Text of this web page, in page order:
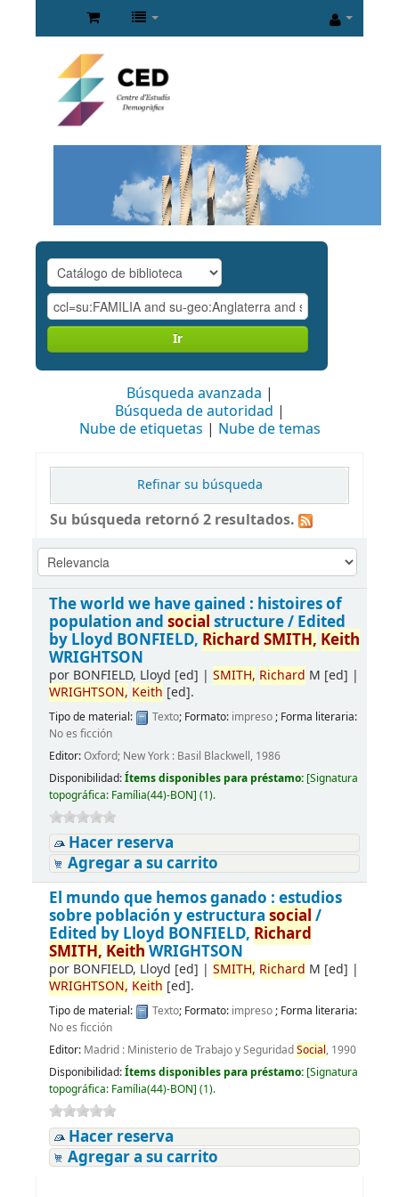
Ir
Búsqueda avanzada
Búsqueda de autoridad
Nube de etiquetas
Nube de temas
Refinar su búsqueda
Su búsqueda retornó 2 resultados.
The world we have gained : histoires of
population and social structure / Edited
by Lloyd BONFIELD,Richard SMITH, Keith
WRIGHTSON
por BONFIELD, Lloyd [ed] | SMITH, Richard M [ed] |
WRIGHTSON, Keith [ed].
Tipo de material: Texto; Formato: impreso; Forma literaria:
No es ficción
Editor:Oxford; New York : Basil Blackwell, 1986
Disponibilidad:Ítems disponibles para préstamo: [Signatura
topográfica: Família(44)-BON] (1).
Hacer reserva
Agregar a su carrito
El mundo que hemos ganado : estudios
sobre población y estructura social /
Edited by Lloyd BONFIELD, Richard
SMITH, Keith WRIGHTSON
por BONFIELD, Lloyd [ed] | SMITH, Richard M [ed] |
WRIGHTSON, Keith [ed].
Tipo de material: Texto; Formato: impreso; Forma literaria:
No es ficción
Editor: Madrid : Ministerio de Trabajo y SeguridadSocial, 1990
Disponibilidad:Ítems disponibles para préstamo: [Signatura
topográfica: Família(44)-BON] (1).
Hacer reserva
Agregar a su carrito